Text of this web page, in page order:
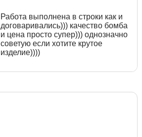
Работа выполнена в строки как и
договаривались))) качество бомба
и цена просто супер))) однозначно
советую если хотите крутое
изделие))))